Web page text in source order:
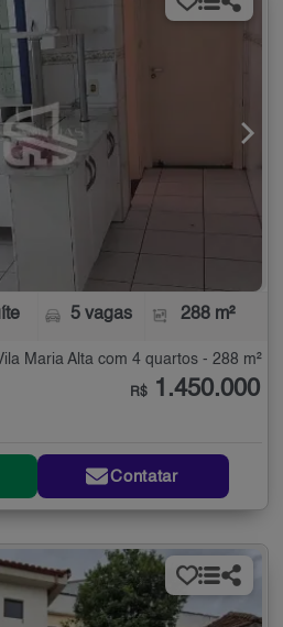
5 vagas 288 m²
Maria Alta com 4 quartos - 288 m²
R$ 1.450.000
Contatar